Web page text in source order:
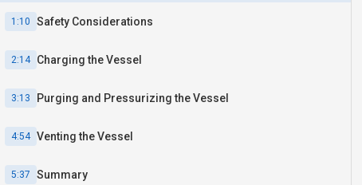
1:10 Safety Considerations
2:14 Charging the Vessel
3:13 Purging and Pressurizing the Vessel
4:54 Venting the Vessel
5:37 Summary